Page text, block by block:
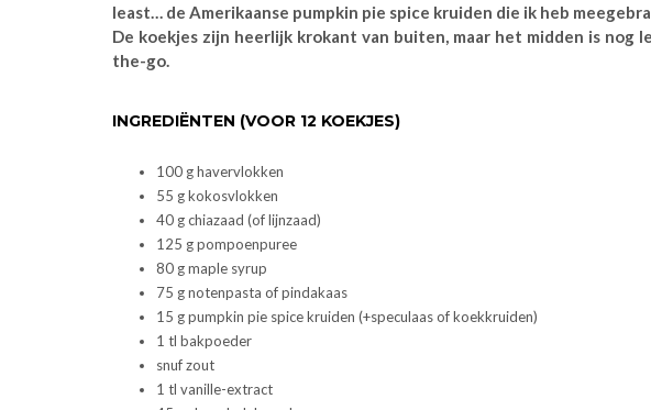
least… de Amerikaanse pumpkin pie spice kruiden die ik heb
De koekjes zijn heerlijk krokant van buiten, maar het midden is
the-go.
INGREDIËNTEN (VOOR 12 KOEKJES)
100 g havervlokken
55 g kokosvlokken
40 g chiazaad (of lijnzaad)
125 g pompoenpuree
80 g maple syrup
75 g notenpasta of pindakaas
15 g pumpkin pie spice kruiden (+speculaas of koekkruiden)
1 tl bakpoeder
snuf zout
1 tl vanille-extract